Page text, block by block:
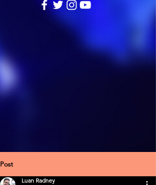
Post
Luan Radney